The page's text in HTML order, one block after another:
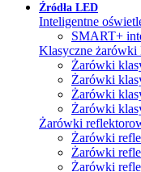
Źródła LED
Inteligentne
SMART+
Klasyczne
Żarówki
Żarówki
Żarówki
Żarówki
Żarówki
Żarówki
Żarówki
Żarówki